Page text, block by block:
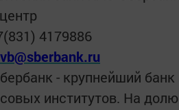
417­98­86
- крупнейший
институтов. На